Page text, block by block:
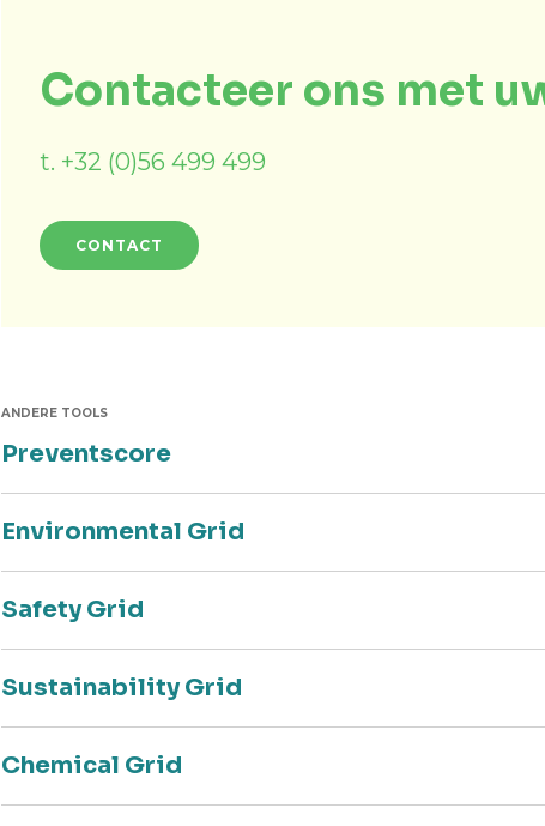
Contacteer ons met
t. +32 (0)56 499 499
CONTACT
ANDERE TOOLS
Preventscore
Environmental Grid
Safety Grid
Sustainability Grid
Chemical Grid